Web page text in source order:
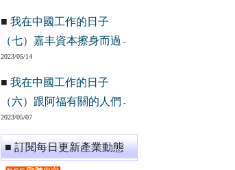
■ 我在中國工作的日子
（七）嘉丰資本擦身而過 -
2023/05/14
■ 我在中國工作的日子
（六）跟阿福有關的人們 -
2023/05/07
■ 訂閱每日更新產業動態